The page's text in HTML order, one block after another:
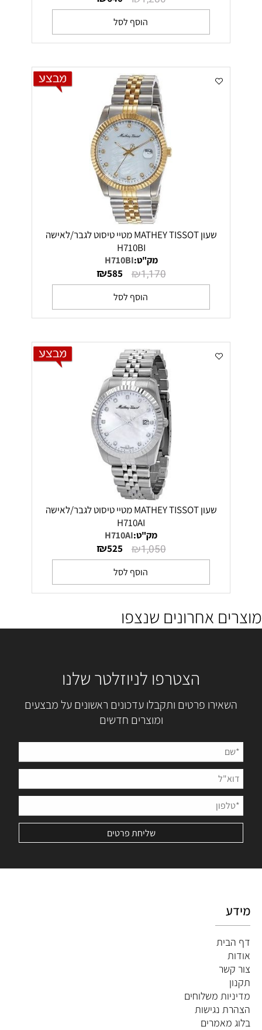
הוסף לסל
שעון MATHEY TISSOT מטיי טיסוט לגבר/לאישה
H710BI
מק"ט:H710BI
₪1,170
₪585
הוסף לסל
שעון MATHEY TISSOT מטיי טיסוט לגבר/לאישה
H710AI
מק"ט:H710AI
₪1,050
₪525
הוסף לסל
מוצרים אחרונים שנצפו
הצטרפו לניוזלטר שלנו
השאירו פרטים ותקבלו עדכונים ראשונים על מבצעים
ומוצרים חדשים
מידע
דף הבית
אודות
צור קשר
תקנון
מדיניות משלוחים
הצהרת נגישות
בלוג מאמרים